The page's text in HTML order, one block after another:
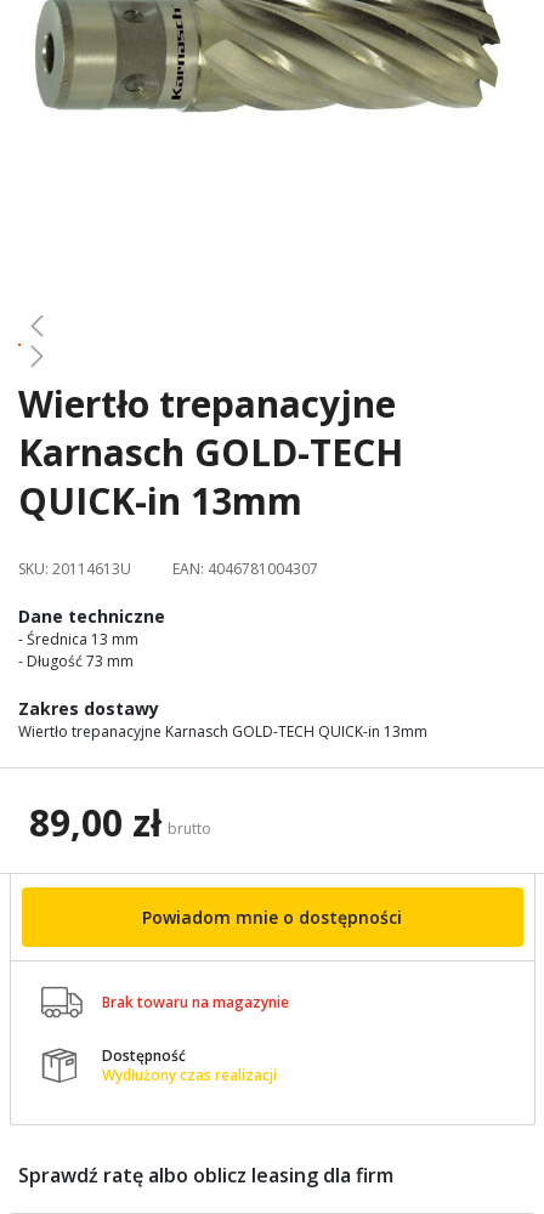
gallery
Skip
the
beginning
of
images
Wiertło trepanacyjne
Karnasch GOLD-TECH
QUICK-in 13mm
SKU: 20114613U EAN: 4046781004307
Dane techniczne
- Średnica 13 mm
- Długość 73 mm
Zakres dostawy
Wiertło trepanacyjne Karnasch GOLD-TECH QUICK-in 13mm
89,00 zł brutto
Powiadom mnie o dostępności
 Brak towaru na magazynie

Dostępność
Wydłużony czas realizacji
Sprawdź ratę albo oblicz leasing dla firm